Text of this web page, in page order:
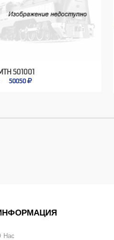
501001
50050
Нас